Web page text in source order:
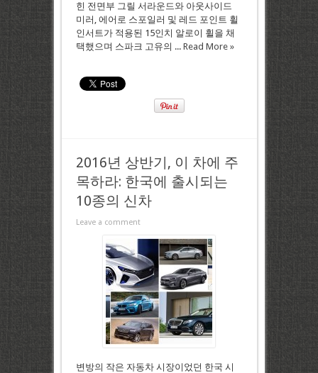
힌 전면부 그릴 서라운드와 아웃사이드
미러, 에어로 스포일러 및 레드 포인트 휠
인서트가 적용된 15인치 알로이 휠을 채
택했으며 스파크 고유의 ... Read More »
2016년 상반기, 이 차에 주
목하라: 한국에 출시되는
10종의 신차
Leave a comment
변방의 작은 자동차 시장이었던 한국 시